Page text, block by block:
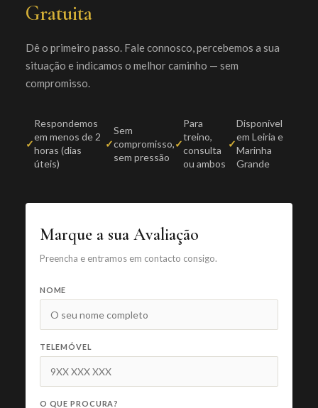
Gratuita
Dê o primeiro passo. Fale connosco, percebemos a sua
situação e indicamos o melhor caminho — sem
compromisso.
Respondemos
em menos de 2
horas (dias
úteis)
Sem
compromisso,
sem pressão
Para
treino,
consulta
ou ambos
Disponível
em Leiria e
Marinha
Grande
Marque a sua Avaliação
Preencha e entramos em contacto consigo.
NOME
TELEMÓVEL
O QUE PROCURA?